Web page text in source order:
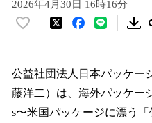
2026年4月30日 16時16分
い
！
数
を
読
公益社団法人日本パッケー
藤洋二）は、海外パッケー
s〜米国パッケージに漂う